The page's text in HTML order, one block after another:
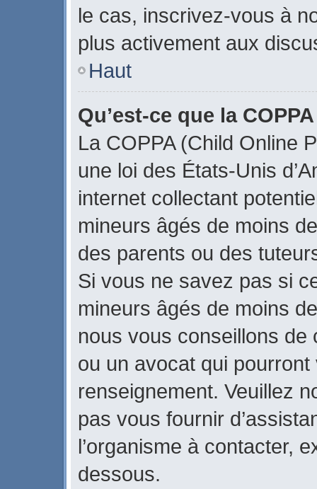
le cas, inscrivez-vous à
plus activement aux
Haut
Qu’est-ce que la
La COPPA (Child Online
une loi des États-Unis
internet collectant
mineurs âgés de moins
des parents ou des
Si vous ne savez pas si
mineurs âgés de moins
nous vous conseillons de
ou un avocat qui
renseignement. Veuillez
pas vous fournir
l’organisme à contacter,
dessous.